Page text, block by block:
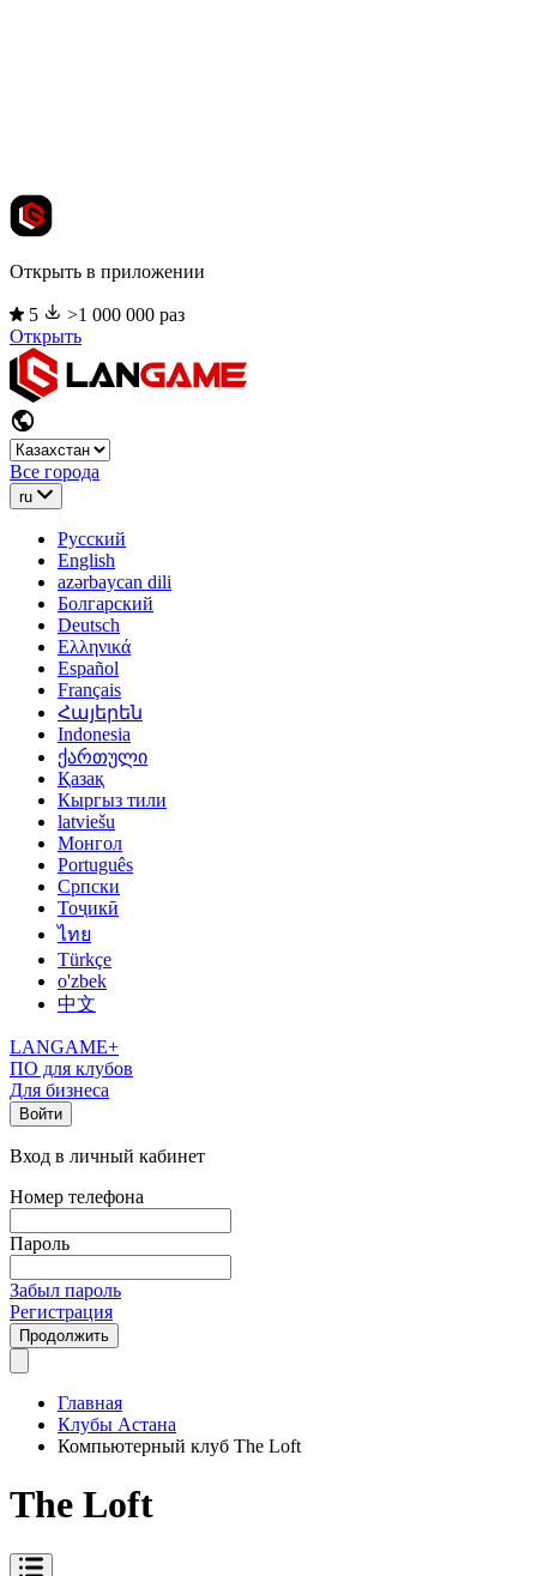
Открыть в приложении
5
>1 000 000 раз
Открыть
Все города
ru
Русский
English
azərbaycan dili
Болгарский
Deutsch
Ελληνικά
Español
Français
Հայերեն
Indonesia
ქართული
Қазақ
Кыргыз тили
latviešu
Монгол
Português
Српски
Тоҷикӣ
ไทย
Türkçe
o'zbek
中文
LANGAME+
ПО для клубов
Для бизнеса
Войти
Вход в личный кабинет
Номер телефона
Пароль
Забыл пароль
Регистрация
Продолжить
Главная
Клубы Астана
Компьютерный клуб The Loft
The Loft